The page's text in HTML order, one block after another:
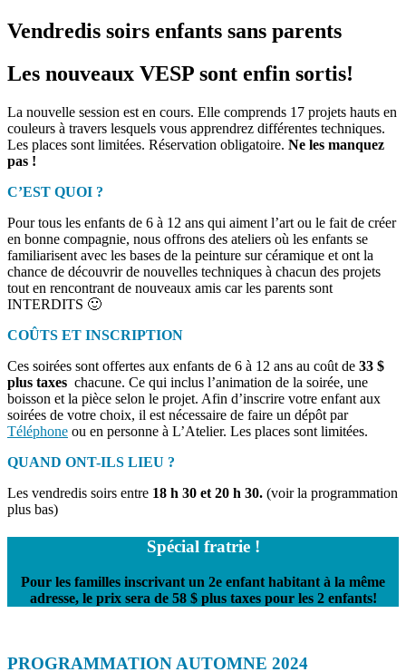
Vendredis soirs enfants sans parents
Les nouveaux VESP sont enfin sortis!
La nouvelle session est en cours. Elle comprends 17 projets hauts en
couleurs à travers lesquels vous apprendrez différentes techniques.
Les places sont limitées. Réservation obligatoire. Ne les manquez
pas !
C’EST QUOI ?
Pour tous les enfants de 6 à 12 ans qui aiment l’art ou le fait de créer
en bonne compagnie, nous offrons des ateliers où les enfants se
familiarisent avec les bases de la peinture sur céramique et ont la
chance de découvrir de nouvelles techniques à chacun des projets
tout en rencontrant de nouveaux amis car les parents sont
INTERDITS 🙂
COÛTS ET INSCRIPTION
Ces soirées sont offertes aux enfants de 6 à 12 ans au coût de 33 $
plus taxes chacune. Ce qui inclus l’animation de la soirée, une
boisson et la pièce selon le projet. Afin d’inscrire votre enfant aux
soirées de votre choix, il est nécessaire de faire un dépôt par
Téléphone ou en personne à L’Atelier. Les places sont limitées.
QUAND ONT-ILS LIEU ?
Les vendredis soirs entre 18 h 30 et 20 h 30. (voir la programmation
plus bas)
Spécial fratrie !
Pour les familles inscrivant un 2e enfant habitant à la même
adresse, le prix sera de 58 $ plus taxes pour les 2 enfants!
PROGRAMMATION AUTOMNE 2024